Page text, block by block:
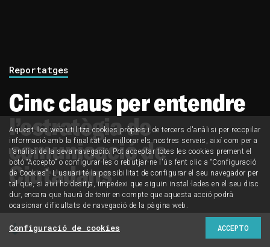
Reportatges
Cinc claus per entendre
l’estratègia de
comunicació de
Ciutadans
Aquest lloc web utilitza cookies pròpies i de tercers d'anàlisi per recopilar
informació amb la finalitat de millorar els nostres serveis, així com per a
l'anàlisi de la seva navegació. Pot acceptar totes les cookies prement el
botó “Accepto” o configurar-les o rebutjar-ne l'ús fent clic a “Configuració
de Cookies”. L'usuari té la possibilitat de configurar el seu navegador per
tal que, si així ho desitja, impedexi que siguin instal·lades en el seu disc
dur, encara que haurà de tenir en compte que aquesta acció podrà
ocasionar dificultats de navegació de la pàgina web.
ACCEPTO
Configuració de cookies